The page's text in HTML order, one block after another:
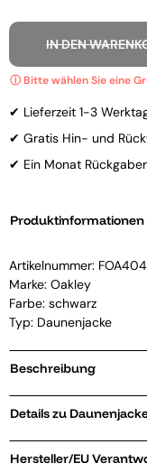
IN DEN
✔ Lieferzeit 1-3
✔ Gratis Hin- und
✔ Ein Monat
Produktinformationen
Artikelnummer:
Marke: Oakley
Farbe: schwarz
Typ: Daunenjacke
Beschreibung
Hersteller/EU